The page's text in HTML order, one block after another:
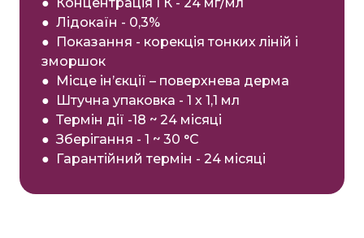
● Лідокаїн - 0,3%
● Показання - корекція тонких ліній і
зморшок
● Місце ін’єкції – поверхнева дерма
● Штучна упаковка - 1 х 1,1 мл
● Термін дії -18 ~ 24 місяці
● Зберігання - 1 ~ 30 °С
● Гарантійний термін - 24 місяці